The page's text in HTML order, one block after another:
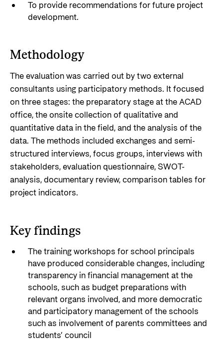
To provide recommendations for future project
development.
Methodology
The evaluation was carried out by two external
consultants using participatory methods. It focused
on three stages: the preparatory stage at the ACAD
office, the onsite collection of qualitative and
quantitative data in the field, and the analysis of the
data. The methods included exchanges and semi-
structured interviews, focus groups, interviews with
stakeholders, evaluation questionnaire, SWOT-
analysis, documentary review, comparison tables for
project indicators.
Key findings
The training workshops for school principals
have produced considerable changes, including
transparency in financial management at the
schools, such as budget preparations with
relevant organs involved, and more democratic
and participatory management of the schools
such as involvement of parents committees and
students’ council